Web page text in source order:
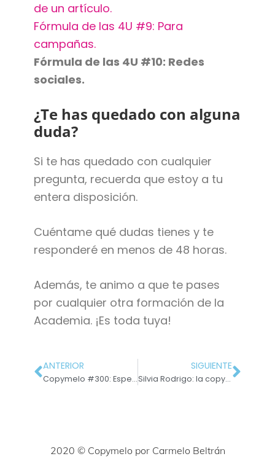
de un artículo.
Fórmula de las 4U #9: Para
campañas.
Fórmula de las 4U #10: Redes
sociales.
¿Te has quedado con alguna
duda?
Si te has quedado con cualquier
pregunta, recuerda que estoy a tu
entera disposición.
Cuéntame qué dudas tienes y te
responderé en menos de 48 horas.
Además, te animo a que te pases
por cualquier otra formación de la
Academia. ¡Es toda tuya!
ANTERIOR
Copymelo #300: Especial 50 cosas sobre mí
SIGUIENTE
Silvia Rodrigo: la copywriter especializada en inbound marketing
2020 © Copymelo por Carmelo Beltrán